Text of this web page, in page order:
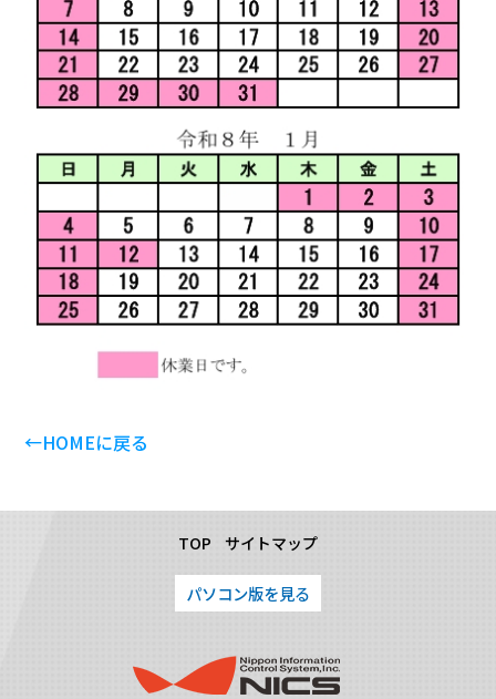
←HOMEに戻る
TOP サイトマップ
パソコン版を見る